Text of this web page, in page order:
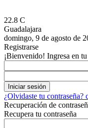
22.8 C
Guadalajara
domingo, 9 de agosto de
Registrarse
¡Bienvenido! Ingresa en tu
¿Olvidaste tu contraseña?
Recuperación de
Recupera tu contraseña